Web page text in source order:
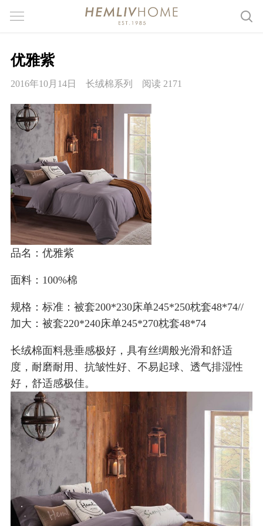
优雅紫
2016年10月14日 长绒棉系列 阅读 2171
品名：优雅紫
面料：100%棉
规格：标准：被套200*230床单245*250枕套48*74//
加大：被套220*240床单245*270枕套48*74
长绒棉面料悬垂感极好，具有丝绸般光滑和舒适
度，耐磨耐用、抗皱性好、不易起球、透气排湿性
好，舒适感极佳。